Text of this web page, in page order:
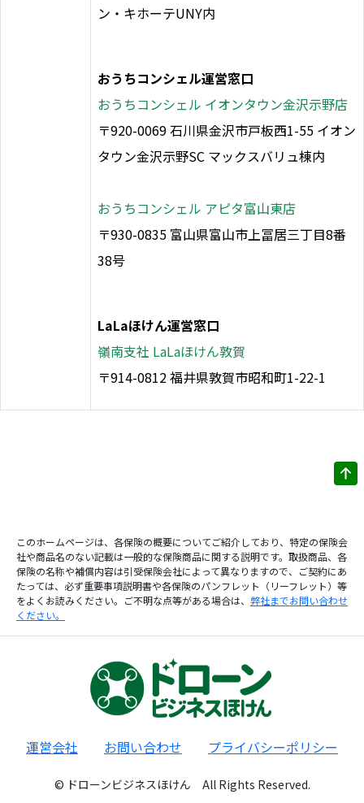
ン・キホーテUNY内
おうちコンシェル運営窓口
おうちコンシェル イオンタウン金沢示野店
〒920-0069 石川県金沢市戸板西1-55 イオン
タウン金沢示野SC マックスバリュ棟内
おうちコンシェル アピタ富山東店
〒930-0835 富山県富山市上冨居三丁目8番
38号
LaLaほけん運営窓口
嶺南支社 LaLaほけん敦賀
〒914-0812 福井県敦賀市昭和町1-22-1
このホームページは、各保険の概要についてご紹介しており、特定の保険会
社や商品名のない記載は一般的な保険商品に関する説明です。取扱商品、各
保険の名称や補償内容は引受保険会社によって異なりますので、ご契約にあ
たっては、必ず重要事項説明書や各保険のパンフレット（リーフレット）等
をよくお読みください。ご不明な点等がある場合は、 弊社までお問い合わせ
ください。
運営会社 お問い合わせ プライバシーポリシー
© ドローンビジネスほけん All Rights Reserved.